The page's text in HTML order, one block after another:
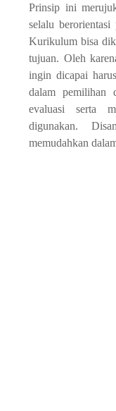
Prinsip ini
selalu
Kurikulum bisa
tujuan. Oleh
ingin dicapai
dalam pemilihan
evaluasi serta
digunakan.
memudahkan